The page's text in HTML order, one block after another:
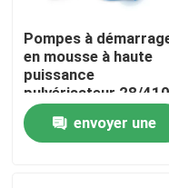
À la maison
Pompes à
en mousse à haute
puissance
pulvérisateur 28/410
Dispensateur de
mousse en crème
riche pour produits
envoyer une